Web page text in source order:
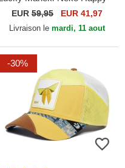
Thoughts The Farm Goorin
Bros.
EUR 59,95 EUR 41,97
Livraison le mardi, 11 aout
-30%